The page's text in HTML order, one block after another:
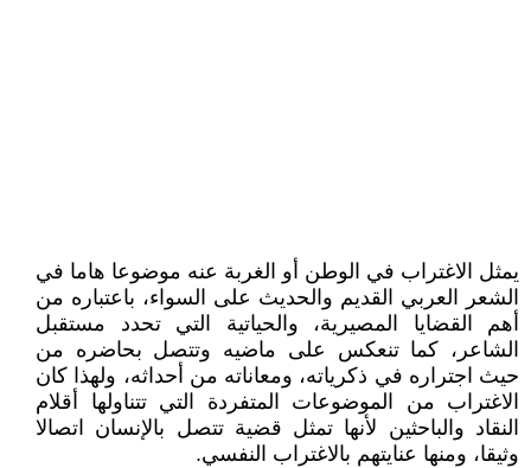
يمثل الاغتراب في الوطن أو الغربة عنه موضوعا هاما في
الشعر العربي القديم والحديث على السواء، باعتباره من
أهم القضايا المصيرية، والحياتية التي تحدد مستقبل
الشاعر، كما تنعكس على ماضيه وتتصل بحاضره من
حيث اجتراره في ذكرياته، ومعاناته من أحداثه، ولهذا كان
الاغتراب من الموضوعات المتفردة التي تتناولها أقلام
النقاد والباحثين لأنها تمثل قضية تتصل بالإنسان اتصالا
وثيقا، ومنها عنايتهم بالاغتراب النفسي.